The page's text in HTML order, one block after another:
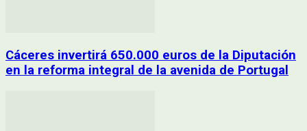
Cáceres invertirá 650.000 euros de la Diputación
en la reforma integral de la avenida de Portugal